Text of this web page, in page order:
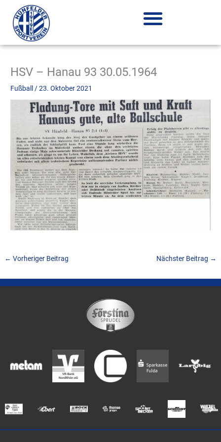
Inhalt
springen
HSV – Hanau 93 30.05.1964
Fußball /23. Oktober 2021
← Vorheriger Beitrag Nächster Beitrag →